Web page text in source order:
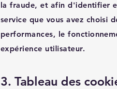
la fraude, et afin d'identifier
service que vous avez choisi
performances, le
expérience utilisateur.
3. Tableau des